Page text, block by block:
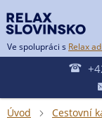
Ve spolupráci s Relax

Úvod  Cestovní